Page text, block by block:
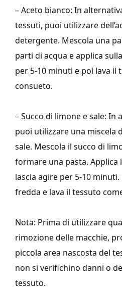
– Aceto bianco: In
tessuti, puoi utilizzare
detergente. Mescola una
parti di acqua e applica
per 5-10 minuti e poi lava il
consueto.
– Succo di limone e sale: In
puoi utilizzare una miscela
sale. Mescola il succo di
formare una pasta. Applica
lascia agire per 5-10
fredda e lava il tessuto
Nota: Prima di utilizzare
rimozione delle macchie,
piccola area nascosta del
non si verifichino danni o
tessuto.